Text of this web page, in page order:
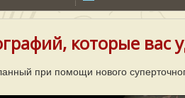
которые вас
при помощи нового